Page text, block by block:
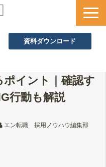
資料ダウンロード
ウ
報
イント｜確認す
行動も解説
エン転職 採用ノウハウ編集部